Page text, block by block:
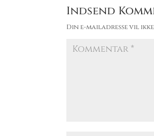
Indsend
Din e-mailadresse vil